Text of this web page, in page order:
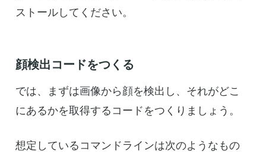
ストールしてください。
顔検出コードをつくる
では、まずは画像から顔を検出し、それがどこ
にあるかを取得するコードをつくりましょう。
想定しているコマンドラインは次のようなもの